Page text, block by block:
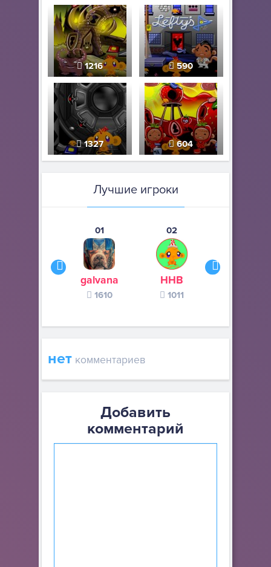
1216 590
1327 604
Лучшие игроки
01
galvana
1610
02
ННВ
1011
нет комментариев
Добавить
комментарий